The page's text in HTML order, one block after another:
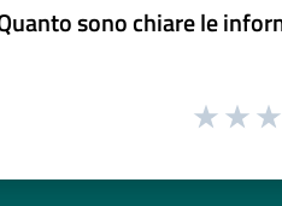
sono chiare le